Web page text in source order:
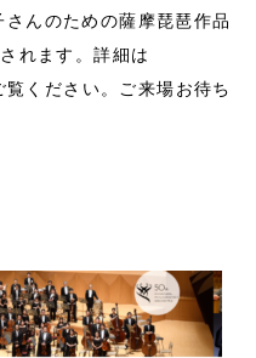
さんのための薩摩琵琶作品
れます。詳細は
覧ください。ご来場お待ち